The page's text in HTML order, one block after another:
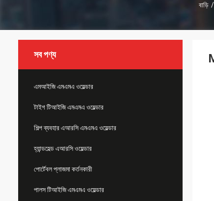
বাড়ি /
সব পণ্য
এমআইজি এমএমএ ওয়েল্ডার
টাইগ টিআইজি এমএমএ ওয়েল্ডার
শিল্প ব্যবহার এআরসি এমএমএ ওয়েল্ডার
হ্যান্ডহেল্ড এআরসি ওয়েল্ডার
পোর্টেবল প্লাজমা কর্তনকারী
পালস টিআইজি এমএমএ ওয়েল্ডার